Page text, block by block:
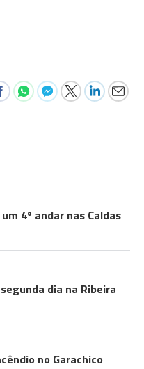
4º andar nas Caldas
dia na Ribeira
no Garachico